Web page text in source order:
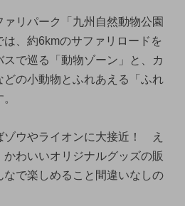
リパーク「九州自然動物公園
、約6kmのサファリロードを
で巡る「動物ゾーン」と、カ
どの小動物とふれあえる「ふれ
ゾウやライオンに大接近！ え
わいいオリジナルグッズの販
で楽しめること間違いなしの